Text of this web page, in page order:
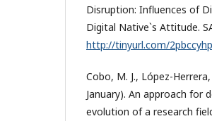
Disruption: Influences of
Digital Native`s Attitude.
http://tinyurl.com/2pbccyhp
Cobo, M. J., López-
January). An approach for
evolution of a research